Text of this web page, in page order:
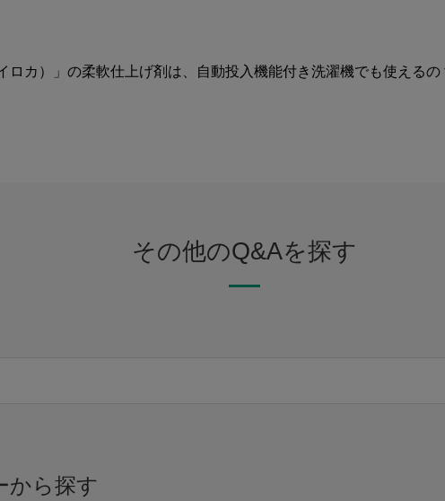
ロカ）」の柔軟仕上げ剤は、自動投入機能付き洗濯機でも使えるの
その他のQ&Aを探す
から探す